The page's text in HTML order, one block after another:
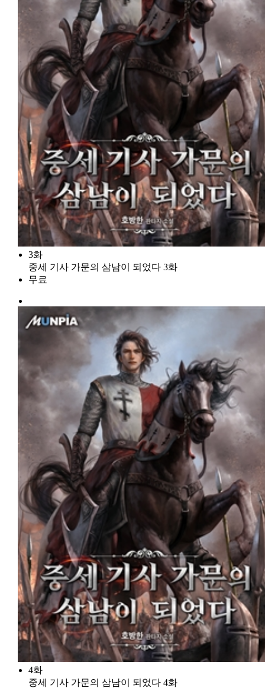
3화
중세 기사 가문의 삼남이 되었다 3화
무료
4화
중세 기사 가문의 삼남이 되었다 4화